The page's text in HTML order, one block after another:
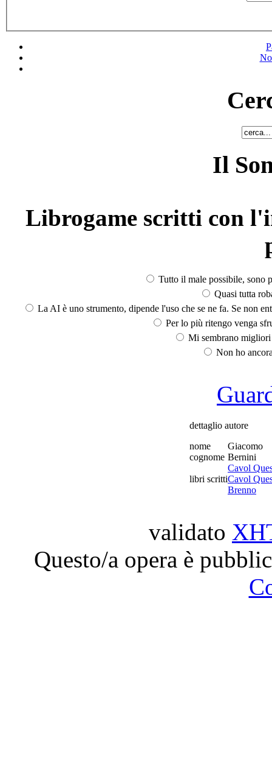
Il
Librogame scritti con
Tutto il male possibile, sono
Quasi tutta
La AI è uno strumento, dipende l'uso che se ne fa. Se non
Per lo più ritengo venga
Mi sembrano
Non ho
dettaglio autore
nome
Giacomo
cognome Bernini
libri scritti
Cavol
Cavol
Brenno
validato
Questo/a opera è